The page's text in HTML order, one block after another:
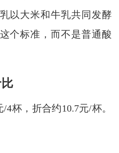
以大米和牛乳共同发酵
个标准，而不是普通酸
4杯，折合约10.7元/杯。